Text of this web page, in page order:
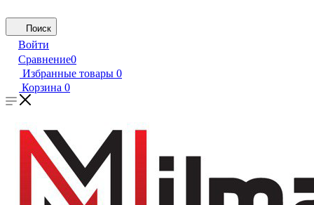
Поиск
Войти
Сравнение0
Избранные товары 0
Корзина 0